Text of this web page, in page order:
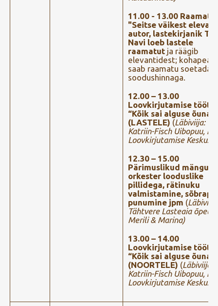
11.00 - 13.00 Raamatu
"Seitse väikest
autor, lastekirjanik Tia
Navi loeb lastele
raamatut ja räägib
elevantidest; kohapeal
saab raamatu soetada
soodushinnaga.
12.00 – 13.00
Loovkirjutamise
“Kõik sai alguse
(LASTELE) (Läbiviija:
Katriin-Fisch Uibopuu,
Loovkirjutamise Keskus)
12.30 – 15.00
Pärimuslikud mängud,
orkester looduslike
pillidega, rätinuku
valmistamine,
punumine jpm (
Tähtvere Lasteaia
Merili & Marina)
13.00 – 14.00
Loovkirjutamise
“Kõik sai alguse
(NOORTELE) (Läbiviija:
Katriin-Fisch Uibopuu,
Loovkirjutamise Keskus)